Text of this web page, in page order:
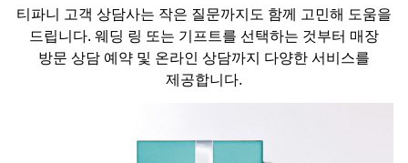
티파니 고객 상담사는 작은 질문까지도 함께 고민해 도움을
드립니다. 웨딩 링 또는 기프트를 선택하는 것부터 매장
방문 상담 예약 및 온라인 상담까지 다양한 서비스를
제공합니다.